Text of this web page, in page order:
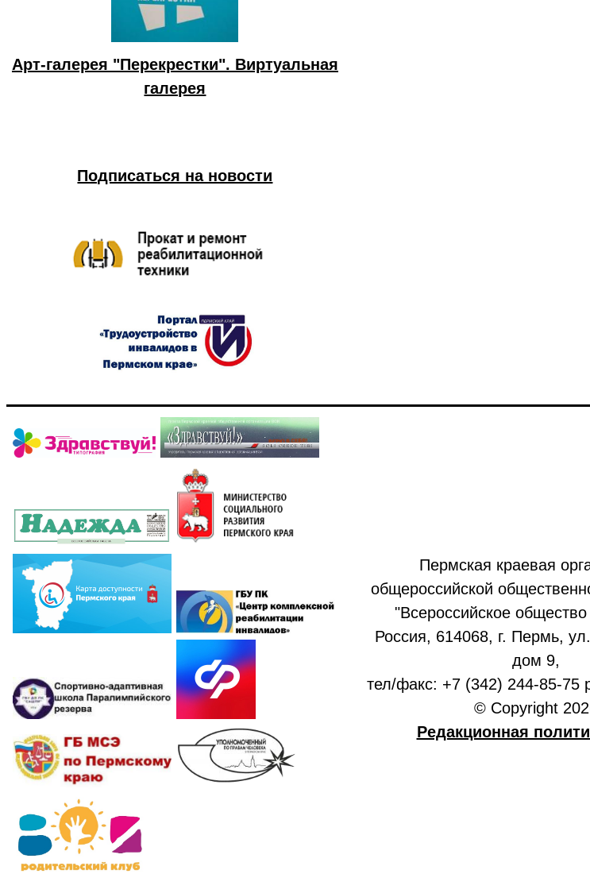
Арт-галерея "Перекрестки". Виртуальная
галерея
Подписаться на новости
Пермская краевая
общероссийской
"Всероссийское
Россия, 614068, г. Пермь,
дом 9,
тел/факс: +7 (342) 244-85-75
© Copyright
Редакционная